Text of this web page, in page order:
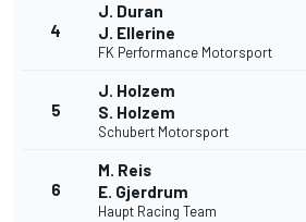
4
J. Duran
J. Ellerine
FK Performance Motorsport
5
J. Holzem
S. Holzem
Schubert Motorsport
6
M. Reis
E. Gjerdrum
Haupt Racing Team